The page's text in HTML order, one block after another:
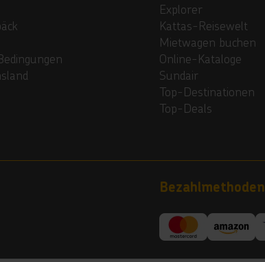
Explorer
Kattas-Reisewelt
Mietwagen buchen
Online-Kataloge
Sundair
Top-Destinationen
Top-Deals
Bezahlmethoden